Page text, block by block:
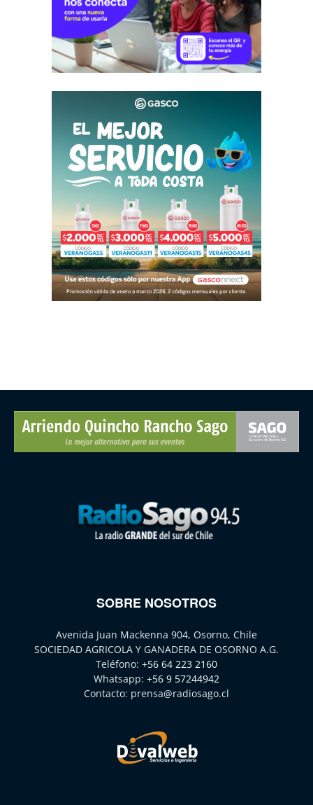
SOBRE NOSOTROS
Avenida Juan Mackenna 904, Osorno, Chile
SOCIEDAD AGRICOLA Y GANADERA DE OSORNO A.G.
Teléfono: +56 64 223 2160
Whatsapp: +56 9 57244942
Contacto: prensa@radiosago.cl